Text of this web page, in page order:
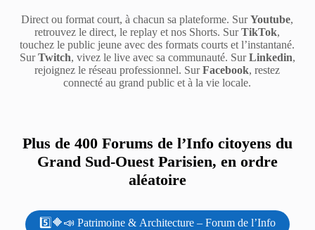
Direct ou format court, à chacun sa plateforme. SurYoutube,
retrouvez le direct, le replay et nos Shorts. SurTikTok,
touchez le public jeune avec des formats courts et l’instantané.
SurTwitch, vivez le live avec sa communauté. SurLinkedin,
rejoignez le réseau professionnel. SurFacebook, restez
connecté au grand public et à la vie locale.
Plus de 400 Forums de l’Info citoyens du
Grand Sud-Ouest Parisien, en ordre
aléatoire
5️⃣🔶📣 Patrimoine & Architecture – Forum de l’Info